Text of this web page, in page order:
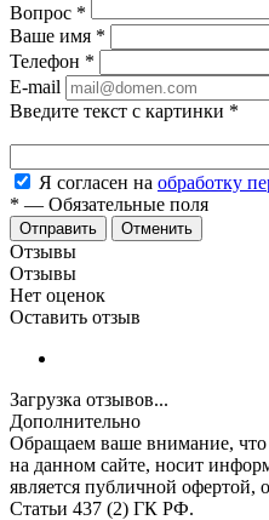
Вопрос *
Ваше имя *
Телефон *
E-mail
Введите текст с картинки *
Я согласен на обработку
* — Обязательные поля
Отменить
Отзывы
Отзывы
Нет оценок
Оставить отзыв
Загрузка отзывов...
Дополнительно
Обращаем ваше внимание,
на данном сайте, носит
является публичной офертой,
Статьи 437 (2) ГК РФ.